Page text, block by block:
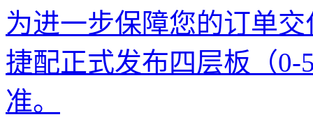
为进一步保障您的订单
捷配正式发布四层板（
准。